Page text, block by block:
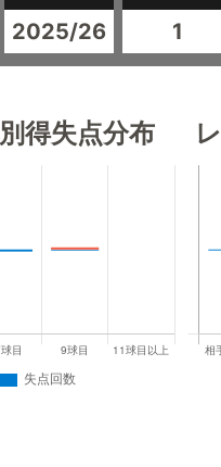
2025/26 1
得失点分布